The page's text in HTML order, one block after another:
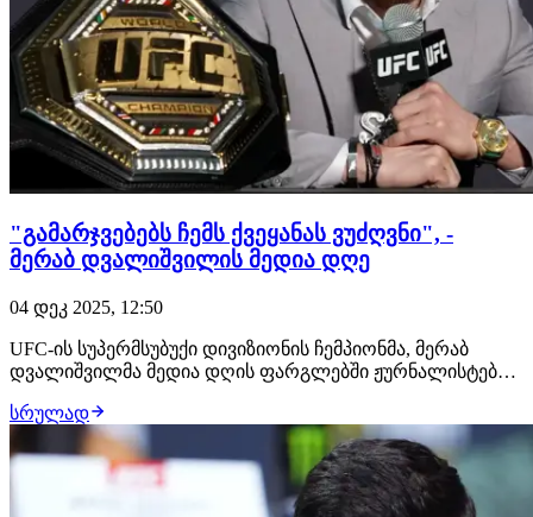
"გამარჯვებებს ჩემს ქვეყანას ვუძღვნი", -
მერაბ დვალიშვილის მედია დღე
04 დეკ 2025, 12:50
UFC-ის სუპერმსუბუქი დივიზიონის ჩემპიონმა, მერაბ
დვალიშვილმა მედია დღის ფარგლებში ჟურნალისტების
პრომოუშენის 323-ე ღონისძიებაზე ქართველი
მებრძოლის მეტოქე პიოტრ იანი იქნება. ჩემი მიზანი იყო
წელს ოთხი ბრძოლის გამართვა და მადლობა მინდა მ…
სრულად